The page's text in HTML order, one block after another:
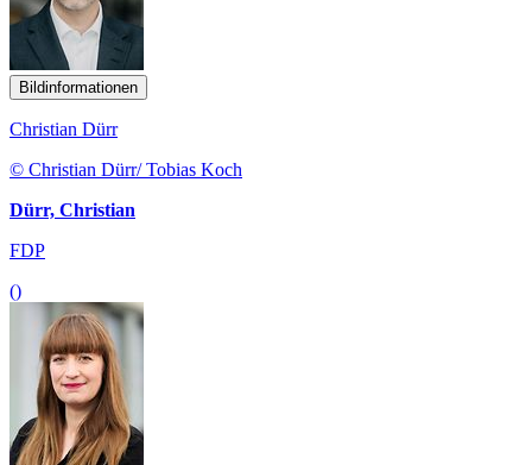
Bildinformationen
Christian Dürr
© Christian Dürr/ Tobias Koch
Dürr, Christian
FDP
()